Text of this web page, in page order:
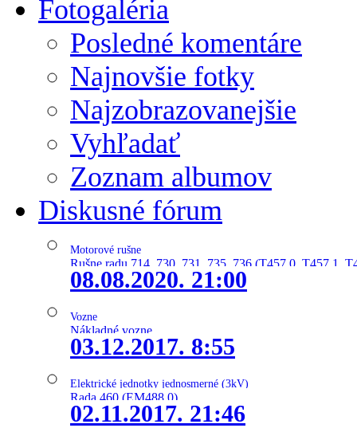
Fotogaléria
Posledné komentáre
Najnovšie fotky
Najzobrazovanejšie
Vyhľadať
Zoznam albumov
Diskusné fórum
Motorové rušne
Rušne radu 714, 730, 731, 735, 736 (T457.0, T457.1,
08.08.2020. 21:00
Vozne
Nákladné vozne
03.12.2017. 8:55
Elektrické jednotky jednosmerné (3kV)
Rada 460 (EM488.0)
02.11.2017. 21:46